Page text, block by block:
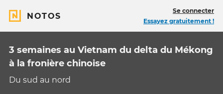
NOTOS
Se connecter
Essayez gratuitement !
3 semaines au Vietnam du delta du Mékong
à la fronière chinoise
Du sud au nord